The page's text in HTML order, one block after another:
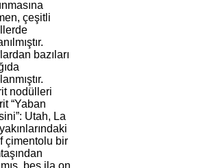
çeşitli
bazıları
nodülleri
“Yaban
Utah, La
çimentolu bir
beş ila on